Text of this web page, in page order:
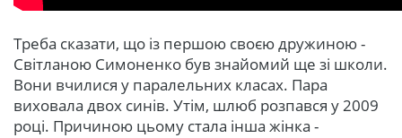
Треба сказати, що із першою своєю дружиною -
Світланою Симоненко був знайомий ще зі школи.
Вони вчилися у паралельних класах. Пара
виховала двох синів. Утім, шлюб розпався у 2009
році. Причиною цьому стала інша жінка -